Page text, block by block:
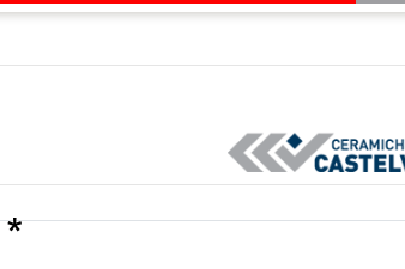
Halbkreis-Duschwannen
Rechteck-Duschwannen
*